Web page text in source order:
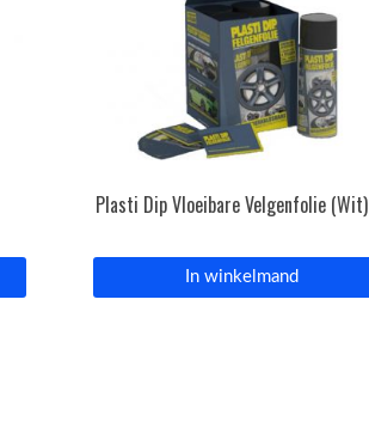
Plasti Dip Vloeibare Velgenfolie (Wit)
In winkelmand